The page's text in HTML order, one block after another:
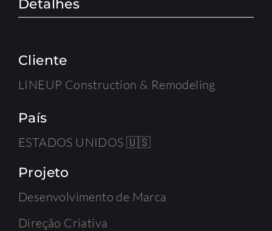
Detalhes
Cliente
LINEUP Construction & Remodeling
País
ESTADOS UNIDOS 🇺🇸
Projeto
Desenvolvimento de Marca
Direção Criativa